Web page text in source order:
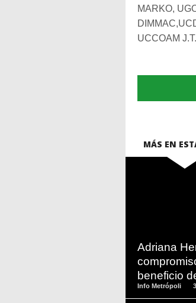
MARKO,
UCCOAM J.T.
MÁS EN
Adriana
beneficio
Info Metrópoli